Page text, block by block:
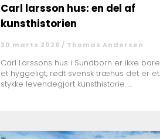
Carl larsson hus: en del af
kunsthistorien
30 marts 2026 / Thomas Andersen
Carl Larssons hus i Sundborn er ikke bare
et hyggeligt, rødt svensk træhus det er et
stykke levendegjort kunsthistorie. ...